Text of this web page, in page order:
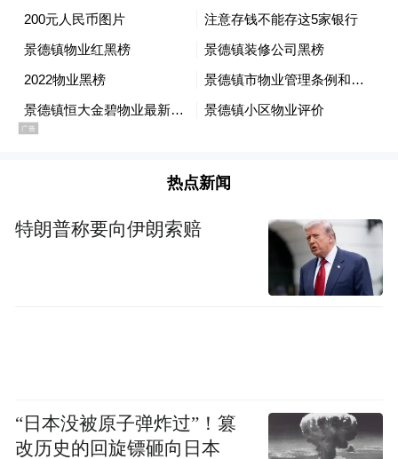
景德镇市德明物业服务有限公司
（昌南国际小区）
上榜理由：物业服务履约不到位，未按照物
消防设施月检卡记录未更新、玻璃破损，杂
重。
热点新闻
特朗普称要向伊朗索赔
“日本没被原子弹炸过”！篡
改历史的回旋镖砸向日本